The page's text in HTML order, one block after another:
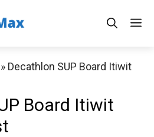
» Decathlon SUP Board Itiwit
Board Itiwit